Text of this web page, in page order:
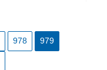
978 979